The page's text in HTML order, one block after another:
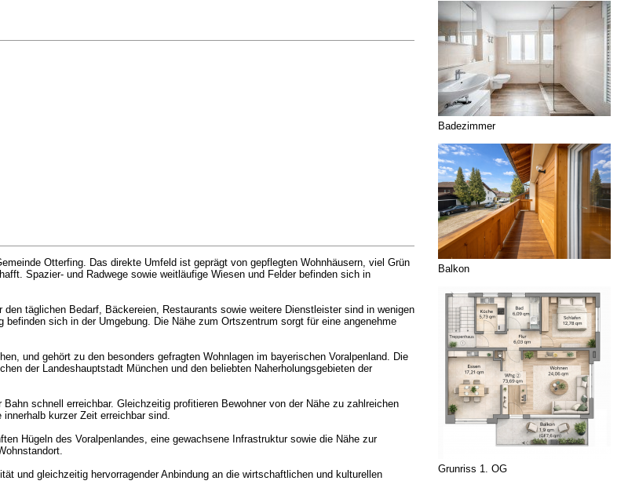
Otterfing. Das direkte Umfeld ist geprägt von gepflegten Wohnhäusern, viel Grün
Spazier- und Radwege sowie weitläufige Wiesen und Felder befinden sich in
täglichen Bedarf, Bäckereien, Restaurants sowie weitere Dienstleister sind in wenigen
sich in der Umgebung. Die Nähe zum Ortszentrum sorgt für eine angenehme
und gehört zu den besonders gefragten Wohnlagen im bayerischen Voralpenland. Die
der Landeshauptstadt München und den beliebten Naherholungsgebieten der
schnell erreichbar. Gleichzeitig profitieren Bewohner von der Nähe zu zahlreichen
kurzer Zeit erreichbar sind.
Hügeln des Voralpenlandes, eine gewachsene Infrastruktur sowie die Nähe zur
und gleichzeitig hervorragender Anbindung an die wirtschaftlichen und kulturellen
Badezimmer
Balkon
Grunriss 1. OG